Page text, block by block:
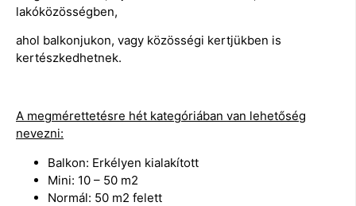
lakóközösségben,
ahol balkonjukon, vagy közösségi kertjükben is
kertészkedhetnek.
A megmérettetésre hét kategóriában van lehetőség
nevezni:
Balkon: Erkélyen kialakított
Mini: 10 – 50 m2
Normál: 50 m2 felett